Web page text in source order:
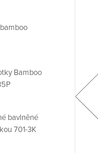
Bamboo
bavlněné
701-3K